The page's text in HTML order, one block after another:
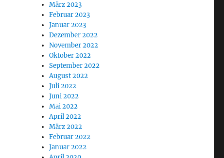
März 2023
Februar 2023
Januar 2023
Dezember 2022
November 2022
Oktober 2022
September 2022
August 2022
Juli 2022
Juni 2022
Mai 2022
April 2022
März 2022
Februar 2022
Januar 2022